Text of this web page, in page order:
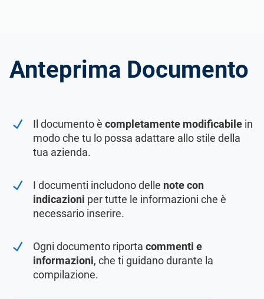
Anteprima Documento
Il documento è completamente modificabile in
modo che tu lo possa adattare allo stile della
tua azienda.
I documenti includono delle note con
indicazioni per tutte le informazioni che è
necessario inserire.
Ogni documento riporta commenti e
informazioni, che ti guidano durante la
compilazione.